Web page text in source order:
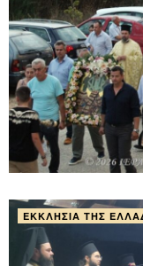
ΕΚΚΛΗΣΊΑ ΤΗΣ